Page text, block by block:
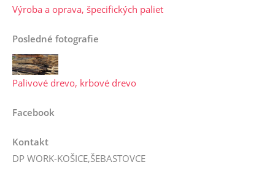
Výroba a oprava, špecifických paliet
Posledné fotografie
Palivové drevo, krbové drevo
Facebook
Kontakt
DP WORK-KOŠICE,ŠEBASTOVCE